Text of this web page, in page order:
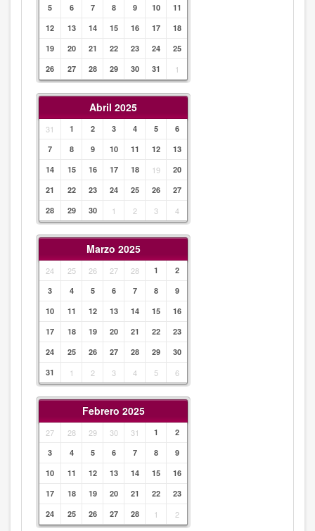
5 6 7 8 9 10
11
12
13 14 15 16 17
18
19
20 21 22 23 24
25
26
27 28 29 30 31 1
Abril 2025
31 1 2 3 4 5
6
7
8 9 10 11 12
13
14
15 16 17 18 19
20
21
22 23 24 25 26
27
28
29 30 1 2 3 4
Marzo 2025
24 25 26 27 28 1
2
3
4 5 6 7 8
9
10
11 12 13 14 15
16
17
18 19 20 21 22
23
24
25 26 27 28 29
30
31
1 2 3 4 5 6
Febrero 2025
27 28 29 30 31 1
2
3
4 5 6 7 8
9
10
11 12 13 14 15
16
17
18 19 20 21 22
23
24
25 26 27 28 1 2